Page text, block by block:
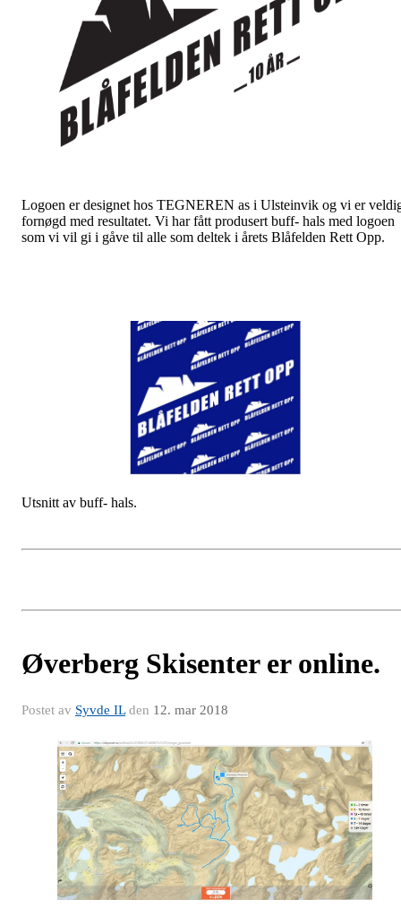
Logoen er designet hos TEGNEREN as i Ulsteinvik og vi er
fornøgd med resultatet. Vi har fått produsert buff- hals med logoen
som vi vil gi i gåve til alle som deltek i årets Blåfelden Rett Opp.
Utsnitt av buff- hals.
Øverberg Skisenter er online.
Postet av Syvde ILden 12. mar 2018